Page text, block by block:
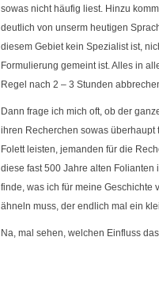
sowas nicht häufig liest. Hinzu
deutlich von unserm heutigen
diesem Gebiet kein Spezialist ist,
Formulierung gemeint ist. Alles in
Regel nach 2 – 3 Stunden
Dann frage ich mich oft, ob der
ihren Recherchen sowas überhaupt
Folett leisten, jemanden für die
diese fast 500 Jahre alten
finde, was ich für meine Geschichte
ähneln muss, der endlich mal ein
Na, mal sehen, welchen Einfluss